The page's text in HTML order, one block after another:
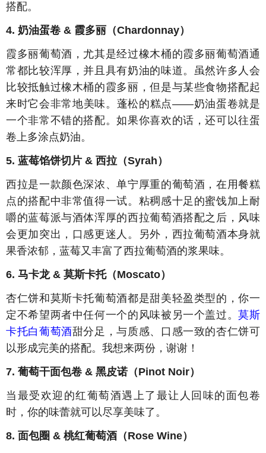
搭配。
4. 奶油蛋卷 & 霞多丽（Chardonnay）
霞多丽葡萄酒，尤其是经过橡木桶的霞多丽葡萄酒通
常都比较浑厚，并且具有奶油的味道。虽然许多人会
比较抵触过橡木桶的霞多丽，但是与某些食物搭配起
来时它会非常地美味。蓬松的糕点——奶油蛋卷就是
一个非常不错的搭配。如果你喜欢的话，还可以往蛋
卷上多涂点奶油。
5. 蓝莓馅饼切片 & 西拉（Syrah）
西拉是一款颜色深浓、单宁厚重的葡萄酒，在用餐糕
点的搭配中非常值得一试。粘稠感十足的蜜饯加上耐
嚼的蓝莓派与酒体浑厚的西拉葡萄酒搭配之后，风味
会更加突出，口感更迷人。另外，西拉葡萄酒本身就
果香浓郁，蓝莓又丰富了西拉葡萄酒的浆果味。
6. 马卡龙 & 莫斯卡托（Moscato）
杏仁饼和莫斯卡托葡萄酒都是甜美轻盈类型的，你一
定不希望两者中任何一个的风味被另一个盖过。莫斯
卡托白葡萄酒甜分足，与质感、口感一致的杏仁饼可
以形成完美的搭配。我想来两份，谢谢！
7. 葡萄干面包卷 & 黑皮诺（Pinot Noir）
当最受欢迎的红葡萄酒遇上了最让人回味的面包卷
时，你的味蕾就可以尽享美味了。
8. 面包圈 & 桃红葡萄酒（Rose Wine）